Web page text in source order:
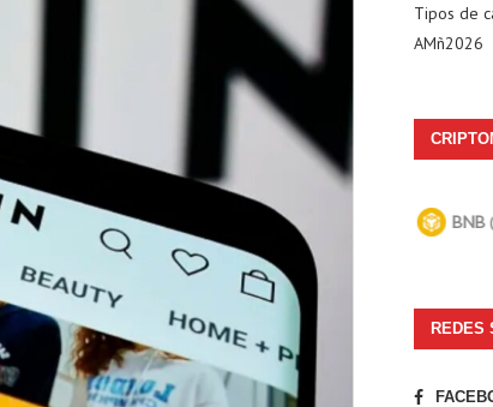
Tipos de
AMñ2026
Tether (USDT) $ 592.03
REDES